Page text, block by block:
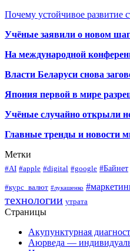
Почему устойчивое развитие
Учёные заявили о новом
На международной
Власти Беларуси снова
Япония первой в мире
Учёные случайно открыли
Главные тренды и новости
Метки
#AI #apple #digital #google #Байнет
#курс_валют #лукашенко
технологии утрата
Страницы
Акупунктурная
Аюрведа —